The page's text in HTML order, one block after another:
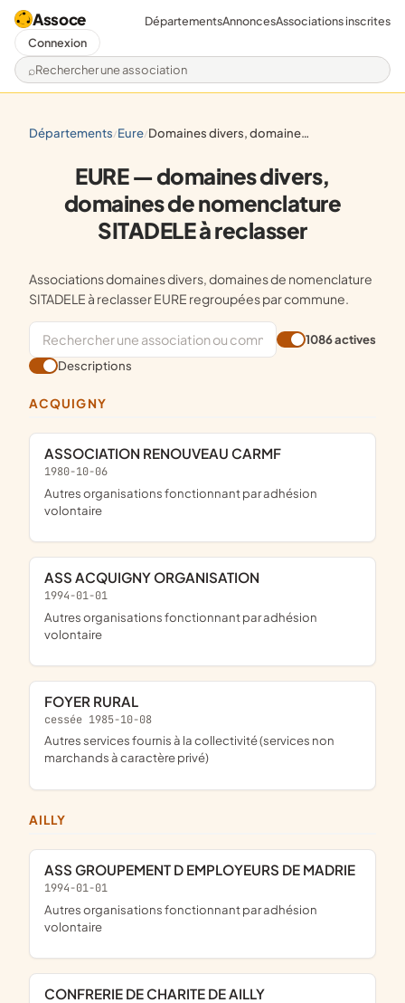
Assoce
Rechercher une association
DépartementsAnnoncesAssociations inscrites
Connexion
départements/ eure/ domaines divers, domaines de nomenclature sitadele à reclasser
EURE — domaines divers,
domaines de nomenclature
SITADELE à reclasser
Associations domaines divers, domaines de nomenclature
SITADELE à reclasser EURE regroupées par commune.
1086 actives
Descriptions
ACQUIGNY
ASSOCIATION RENOUVEAU CARMF
1980-10-06
Autres organisations fonctionnant par adhésion
volontaire
ASS ACQUIGNY ORGANISATION
1994-01-01
Autres organisations fonctionnant par adhésion
volontaire
FOYER RURAL
cessée 1985-10-08
Autres services fournis à la collectivité (services non
marchands à caractère privé)
AILLY
ASS GROUPEMENT D EMPLOYEURS DE MADRIE
1994-01-01
Autres organisations fonctionnant par adhésion
volontaire
CONFRERIE DE CHARITE DE AILLY